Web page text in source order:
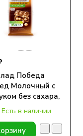
Победа
Молочный с
без сахара,
Есть в наличии